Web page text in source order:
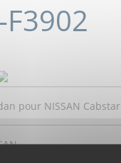
pour NISSAN Cabstar